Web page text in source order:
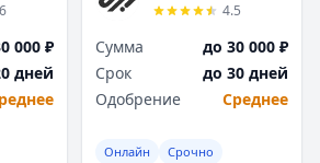
000 ₽
дней
4.5
Сумма
до 30 000 ₽
Срок
до 30 дней
Одобрение
Среднее
Онлайн Срочно